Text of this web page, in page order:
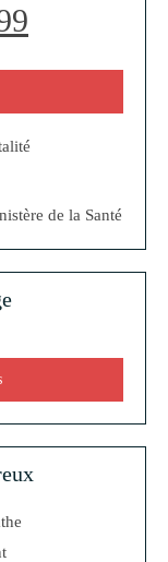
de la Santé